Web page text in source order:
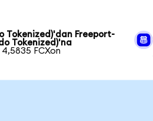
Tokenized)'dan Freeport-
Tokenized)'na
4,5835 FCXon